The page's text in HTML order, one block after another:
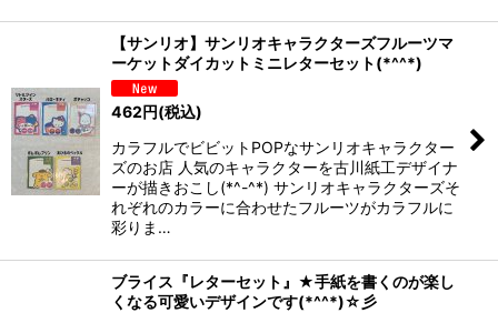
【サンリオ】サンリオキャラクターズフルーツマ
ーケットダイカットミニレターセット(*^^*)
462円(税込)
カラフルでビビットPOPなサンリオキャラクター
ズのお店 人気のキャラクターを古川紙工デザイナ
ーが描きおこし(*^-^*) サンリオキャラクターズそ
れぞれのカラーに合わせたフルーツがカラフルに
彩りま…
ブライス『レターセット』★手紙を書くのが楽し
くなる可愛いデザインです(*^^*)☆彡